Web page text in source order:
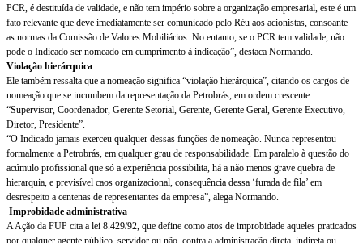
PCR, é destituída de validade, e não tem império sobre a organização empresarial, este é um
fato relevante que deve imediatamente ser comunicado pelo Réu aos acionistas, consoante
as normas da Comissão de Valores Mobiliários. No entanto, se o PCR tem validade, não
pode o Indicado ser nomeado em cumprimento à indicação”, destaca Normando.
Violação hierárquica
Ele também ressalta que a nomeação significa “violação hierárquica”, citando os cargos de
nomeação que se incumbem da representação da Petrobrás, em ordem crescente:
“Supervisor, Coordenador, Gerente Setorial, Gerente, Gerente Geral, Gerente Executivo,
Diretor, Presidente”.
“O Indicado jamais exerceu qualquer dessas funções de nomeação. Nunca representou
formalmente a Petrobrás, em qualquer grau de responsabilidade. Em paralelo à questão do
acúmulo profissional que só a experiência possibilita, há a não menos grave quebra de
hierarquia, e previsível caos organizacional, consequência dessa ‘furada de fila’ em
desrespeito a centenas de representantes da empresa”, alega Normando.
Improbidade administrativa
A Ação da FUP cita a lei 8.429/92, que define como atos de improbidade aqueles praticados
por qualquer agente público, servidor ou não, contra a administração direta, indireta ou